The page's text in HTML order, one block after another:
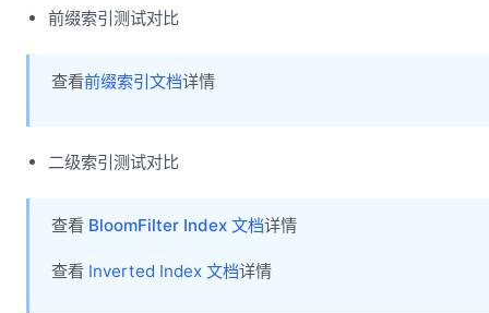
前缀索引测试对比
查看前缀索引文档详情
二级索引测试对比
查看 BloomFilter Index 文档详情
查看 Inverted Index 文档详情